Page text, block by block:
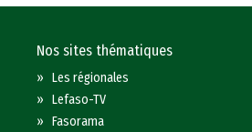
Nos sites thématiques
»Les régionales
»Lefaso-TV
»Fasorama